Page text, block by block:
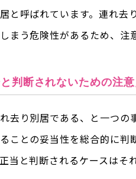
と呼ばれています。連れ去
まう危険性があるため、注
判断されないための注意
り別居である、と一つの
ことの妥当性を総合的に
当と判断されるケースはそ